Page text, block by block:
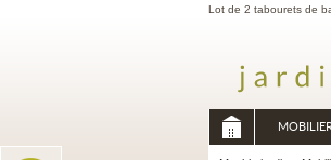
Lot de 2 tabourets de